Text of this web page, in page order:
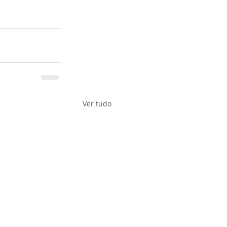
Ver tudo